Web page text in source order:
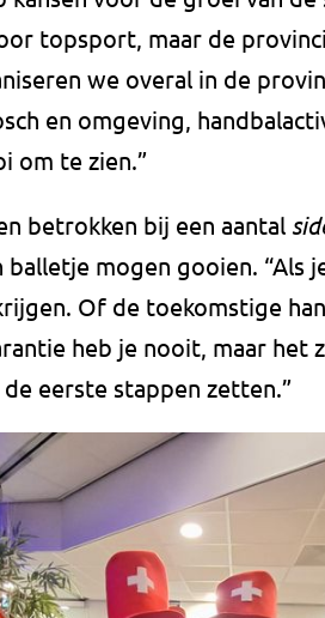
topsport, maar de
we overal in de
en omgeving,
om te zien.”
betrokken bij een aantal
mogen gooien. “Als
Of de toekomstige
heb je nooit, maar het
eerste stappen zetten.”